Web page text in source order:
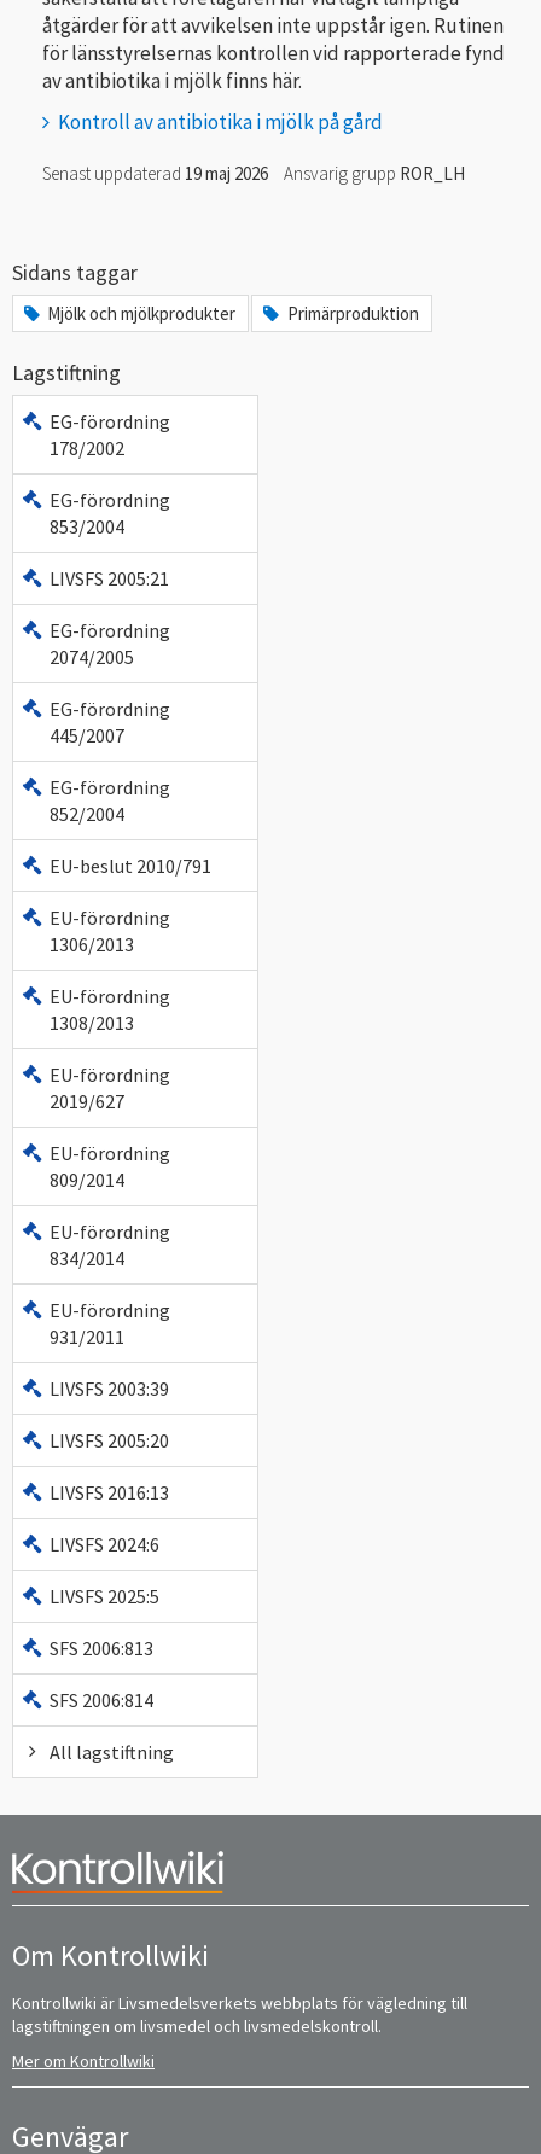
åtgärder för att avvikelsen inte uppstår igen. Rutinen
för länsstyrelsernas kontrollen vid rapporterade fynd
av antibiotika i mjölk finns här.
Kontroll av antibiotika i mjölk på gård
Senast uppdaterad 19 maj 2026 Ansvarig grupp ROR_LH
Sidans taggar
Mjölk och mjölkprodukter Primärproduktion
Lagstiftning
EG-förordning
178/2002
EG-förordning
853/2004
LIVSFS 2005:21
EG-förordning
2074/2005
EG-förordning
445/2007
EG-förordning
852/2004
EU-beslut 2010/791
EU-förordning
1306/2013
EU-förordning
1308/2013
EU-förordning
2019/627
EU-förordning
809/2014
EU-förordning
834/2014
EU-förordning
931/2011
LIVSFS 2003:39
LIVSFS 2005:20
LIVSFS 2016:13
LIVSFS 2024:6
LIVSFS 2025:5
SFS 2006:813
SFS 2006:814
All lagstiftning
Om Kontrollwiki
Kontrollwiki är Livsmedelsverkets webbplats för vägledning till
lagstiftningen om livsmedel och livsmedelskontroll.
Mer om Kontrollwiki
Genvägar